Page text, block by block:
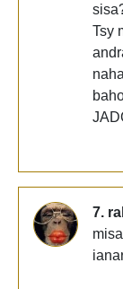
Tsy
7.